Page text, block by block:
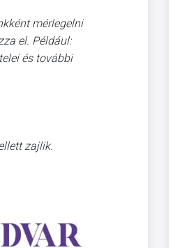
mérlegelni
el. Például:
és további
zajlik.